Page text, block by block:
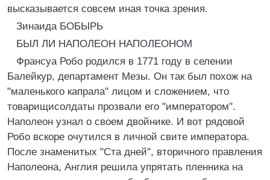
высказывается совсем иная точка зрения.
Зинаида БОБЫРЬ
БЫЛ ЛИ НАПОЛЕОН НАПОЛЕОНОМ
Франсуа Робо родился в 1771 году в селении
Балейкур, департамент Мезы. Он так был похож на
"маленького капрала" лицом и сложением, что
товарищисолдаты прозвали его "императором".
Наполеон узнал о своем двойнике. И вот рядовой
Робо вскоре очутился в личной свите императора.
После знаменитых "Ста дней", вторичного правления
Наполеона, Англия решила упрятать пленника на